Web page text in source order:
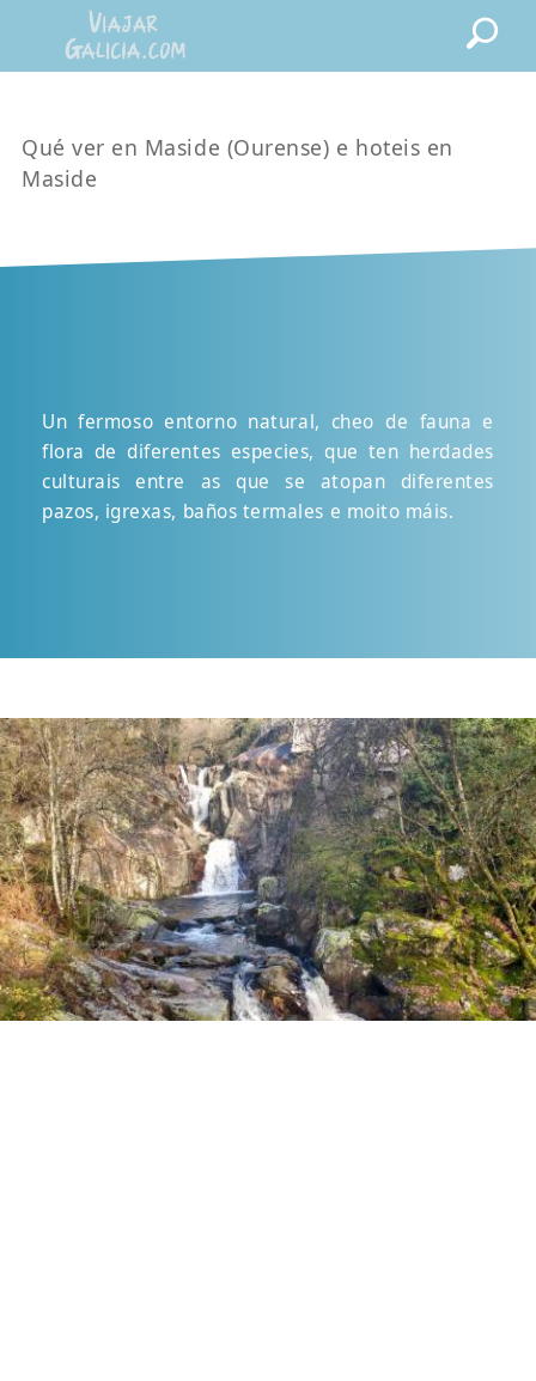
Qué ver en Maside (Ourense) e hoteis en
Maside
Un fermoso entorno natural, cheo de fauna e
flora de diferentes especies, que ten herdades
culturais entre as que se atopan diferentes
pazos, igrexas, baños termales e moito máis.